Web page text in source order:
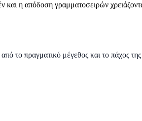
η απόδοση γραμματοσειρών
από το πραγματικό μέγεθος και το πάχος